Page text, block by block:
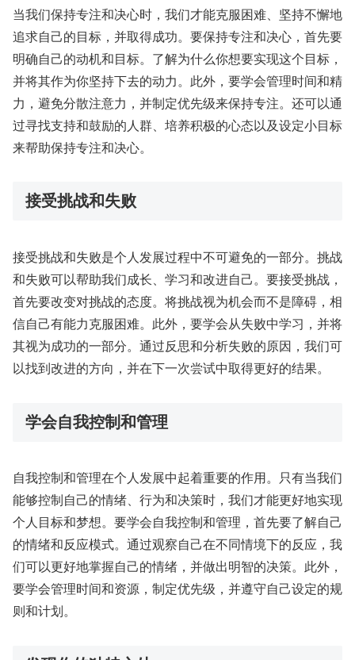
当我们保持专注和决心时，我们才能克服困难、坚持不懈地
追求自己的目标，并取得成功。要保持专注和决心，首先要
明确自己的动机和目标。了解为什么你想要实现这个目标，
并将其作为你坚持下去的动力。此外，要学会管理时间和精
力，避免分散注意力，并制定优先级来保持专注。还可以通
过寻找支持和鼓励的人群、培养积极的心态以及设定小目标
来帮助保持专注和决心。
接受挑战和失败
接受挑战和失败是个人发展过程中不可避免的一部分。挑战
和失败可以帮助我们成长、学习和改进自己。要接受挑战，
首先要改变对挑战的态度。将挑战视为机会而不是障碍，相
信自己有能力克服困难。此外，要学会从失败中学习，并将
其视为成功的一部分。通过反思和分析失败的原因，我们可
以找到改进的方向，并在下一次尝试中取得更好的结果。
学会自我控制和管理
自我控制和管理在个人发展中起着重要的作用。只有当我们
能够控制自己的情绪、行为和决策时，我们才能更好地实现
个人目标和梦想。要学会自我控制和管理，首先要了解自己
的情绪和反应模式。通过观察自己在不同情境下的反应，我
们可以更好地掌握自己的情绪，并做出明智的决策。此外，
要学会管理时间和资源，制定优先级，并遵守自己设定的规
则和计划。